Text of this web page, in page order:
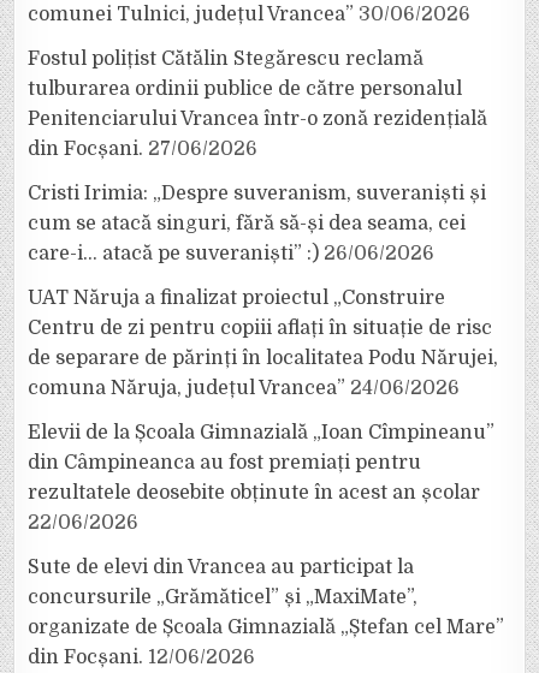
comunei Tulnici, județul Vrancea” 30/06/2026
Fostul polițist Cătălin Stegărescu reclamă
tulburarea ordinii publice de către personalul
Penitenciarului Vrancea într-o zonă rezidențială
din Focșani. 27/06/2026
Cristi Irimia: „Despre suveranism, suveraniști și
cum se atacă singuri, fără să-și dea seama, cei
care-i… atacă pe suveraniști” :) 26/06/2026
UAT Năruja a finalizat proiectul „Construire
Centru de zi pentru copiii aflați în situație de risc
de separare de părinți în localitatea Podu Nărujei,
comuna Năruja, județul Vrancea” 24/06/2026
Elevii de la Școala Gimnazială „Ioan Cîmpineanu”
din Câmpineanca au fost premiați pentru
rezultatele deosebite obținute în acest an școlar
22/06/2026
Sute de elevi din Vrancea au participat la
concursurile „Grămăticel” și „MaxiMate”,
organizate de Școala Gimnazială „Ștefan cel Mare”
din Focșani. 12/06/2026